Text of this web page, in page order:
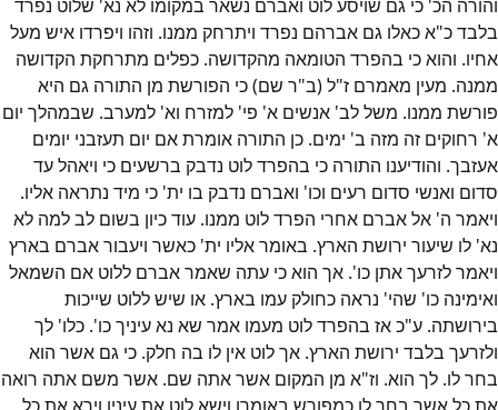
והורה הכ' כי גם שויסע לוט ואברם נשאר במקומו לא נא' שלוט נפרד
בלבד כ"א כאלו גם אברהם נפרד ויתרחק ממנו. וזהו ויפרדו איש מעל
אחיו. והוא כי בהפרד הטומאה מהקדושה. כפלים מתרחקת הקדושה
ממנה. מעין מאמרם ז"ל (ב"ר שם) כי הפורשת מן התורה גם היא
פורשת ממנו. משל לב' אנשים א' פי' למזרח וא' למערב. שבמהלך יום
א' רחוקים זה מזה ב' ימים. כן התורה אומרת אם יום תעזבני יומים
אעזבך. והודיענו התורה כי בהפרד לוט נדבק ברשעים כי ויאהל עד
סדום ואנשי סדום רעים וכו' ואברם נדבק בו ית' כי מיד נתראה אליו.
ויאמר ה' אל אברם אחרי הפרד לוט ממנו. עוד כיון בשום לב למה לא
נא' לו שיעור ירושת הארץ. באומר אליו ית' כאשר ויעבור אברם בארץ
ויאמר לזרעך אתן כו'. אך הוא כי עתה שאמר אברם ללוט אם השמאל
ואימינה כו' שהי' נראה כחולק עמו בארץ. או שיש ללוט שייכות
בירושתה. ע"כ אז בהפרד לוט מעמו אמר שא נא עיניך כו'. כלו' לך
ולזרעך בלבד ירושת הארץ. אך לוט אין לו בה חלק. כי גם אשר הוא
בחר לו. לך הוא. וז"א מן המקום אשר אתה שם. אשר משם אתה רואה